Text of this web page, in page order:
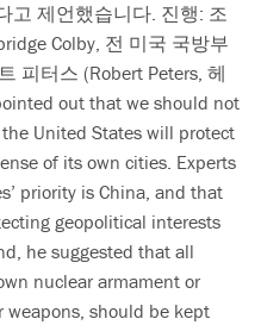
고 제언했습니다. 진행: 조
Colby, 전 미국 국방부
피터스 (Robert Peters, 헤
out that we should not
United States will protect
of its own cities. Experts
priority is China, and that
geopolitical interests
he suggested that all
nuclear armament or
weapons, should be kept